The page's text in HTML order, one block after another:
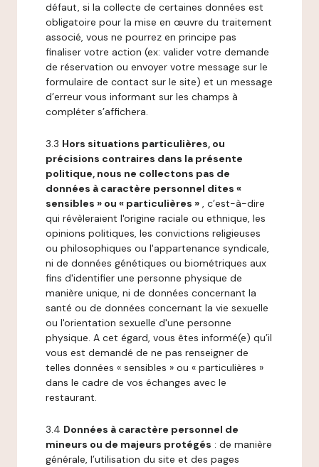
défaut, si la collecte de certaines données est
obligatoire pour la mise en œuvre du traitement
associé, vous ne pourrez en principe pas
finaliser votre action (ex: valider votre demande
de réservation ou envoyer votre message sur le
formulaire de contact sur le site) et un message
d’erreur vous informant sur les champs à
compléter s’affichera.
3.3 Hors situations particulières, ou
précisions contraires dans la présente
politique, nous ne collectons pas de
données à caractère personnel dites «
sensibles » ou « particulières » , c’est-à-dire
qui révèleraient l'origine raciale ou ethnique, les
opinions politiques, les convictions religieuses
ou philosophiques ou l'appartenance syndicale,
ni de données génétiques ou biométriques aux
fins d'identifier une personne physique de
manière unique, ni de données concernant la
santé ou de données concernant la vie sexuelle
ou l'orientation sexuelle d'une personne
physique. A cet égard, vous êtes informé(e) qu’il
vous est demandé de ne pas renseigner de
telles données « sensibles » ou « particulières »
dans le cadre de vos échanges avec le
restaurant.
3.4 Données à caractère personnel de
mineurs ou de majeurs protégés : de manière
générale, l’utilisation du site et des pages